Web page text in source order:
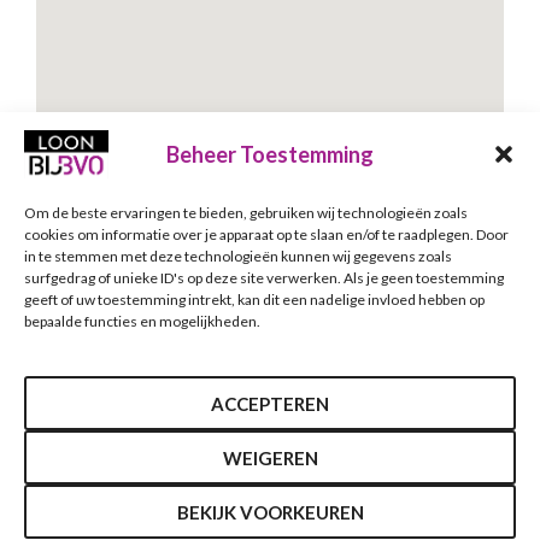
Beheer Toestemming
Om de beste ervaringen te bieden, gebruiken wij technologieën zoals
cookies om informatie over je apparaat op te slaan en/of te raadplegen. Door
in te stemmen met deze technologieën kunnen wij gegevens zoals
surfgedrag of unieke ID's op deze site verwerken. Als je geen toestemming
geeft of uw toestemming intrekt, kan dit een nadelige invloed hebben op
bepaalde functies en mogelijkheden.
ACCEPTEREN
WEIGEREN
BEKIJK VOORKEUREN
Schrijf je in voor onze nieuwsbrief
Nieuwsbrief
E-mailadres*